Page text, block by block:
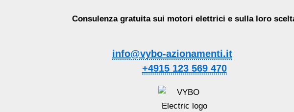
Consulenza gratuita sui motori elettrici e sulla loro
info@vybo-azionamenti.it
+4915 123 569 470